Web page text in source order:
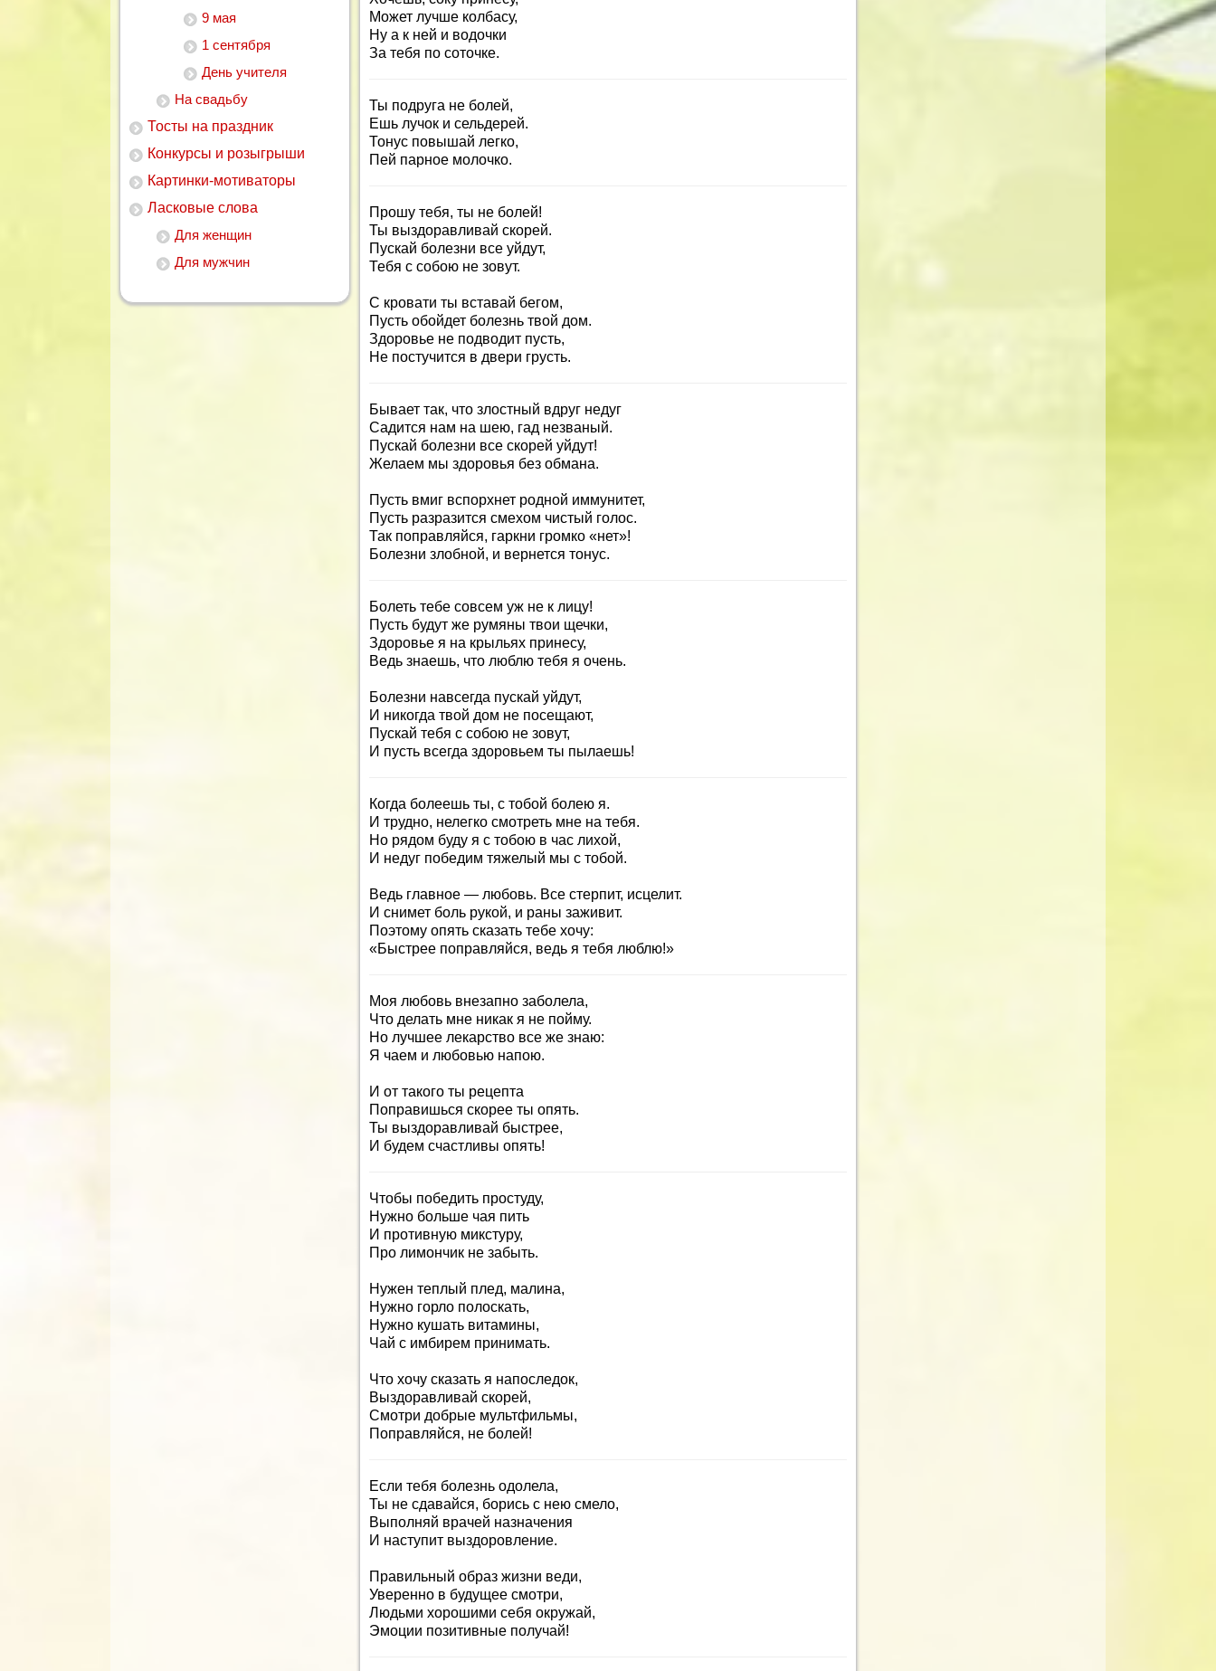
9 мая
1 сентября
День учителя
На свадьбу
Тосты на праздник
Конкурсы и розыгрыши
Картинки-мотиваторы
Ласковые слова
Для женщин
Для мужчин
Может лучше колбасу,
Ну а к ней и водочки
За тебя по соточке.
Ты подруга не болей,
Ешь лучок и сельдерей.
Тонус повышай легко,
Пей парное молочко.
Прошу тебя, ты не болей!
Ты выздоравливай скорей.
Пускай болезни все уйдут,
Тебя с собою не зовут.
С кровати ты вставай бегом,
Пусть обойдет болезнь твой дом.
Здоровье не подводит пусть,
Не постучится в двери грусть.
Бывает так, что злостный вдруг недуг
Садится нам на шею, гад незваный.
Пускай болезни все скорей уйдут!
Желаем мы здоровья без обмана.
Пусть вмиг вспорхнет родной иммунитет,
Пусть разразится смехом чистый голос.
Так поправляйся, гаркни громко «нет»!
Болезни злобной, и вернется тонус.
Болеть тебе совсем уж не к лицу!
Пусть будут же румяны твои щечки,
Здоровье я на крыльях принесу,
Ведь знаешь, что люблю тебя я очень.
Болезни навсегда пускай уйдут,
И никогда твой дом не посещают,
Пускай тебя с собою не зовут,
И пусть всегда здоровьем ты пылаешь!
Когда болеешь ты, с тобой болею я.
И трудно, нелегко смотреть мне на тебя.
Но рядом буду я с тобою в час лихой,
И недуг победим тяжелый мы с тобой.
Ведь главное — любовь. Все стерпит, исцелит.
И снимет боль рукой, и раны заживит.
Поэтому опять сказать тебе хочу:
«Быстрее поправляйся, ведь я тебя люблю!»
Моя любовь внезапно заболела,
Что делать мне никак я не пойму.
Но лучшее лекарство все же знаю:
Я чаем и любовью напою.
И от такого ты рецепта
Поправишься скорее ты опять.
Ты выздоравливай быстрее,
И будем счастливы опять!
Чтобы победить простуду,
Нужно больше чая пить
И противную микстуру,
Про лимончик не забыть.
Нужен теплый плед, малина,
Нужно горло полоскать,
Нужно кушать витамины,
Чай с имбирем принимать.
Что хочу сказать я напоследок,
Выздоравливай скорей,
Смотри добрые мультфильмы,
Поправляйся, не болей!
Если тебя болезнь одолела,
Ты не сдавайся, борись с нею смело,
Выполняй врачей назначения
И наступит выздоровление.
Правильный образ жизни веди,
Уверенно в будущее смотри,
Людьми хорошими себя окружай,
Эмоции позитивные получай!